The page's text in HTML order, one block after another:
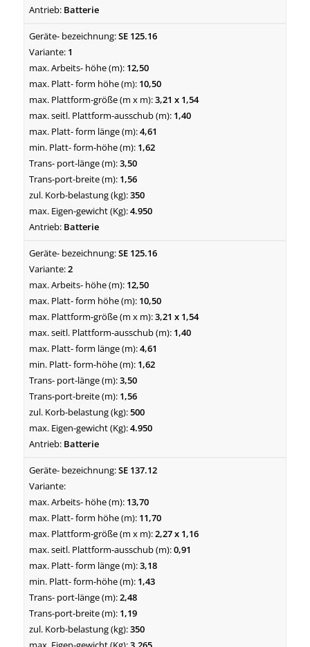
Batterie
SE 125.16
1
12,50
10,50
3,21 x 1,54
1,40
4,61
1,62
3,50
1,56
350
4.950
Batterie
SE 125.16
2
12,50
10,50
3,21 x 1,54
1,40
4,61
1,62
3,50
1,56
500
4.950
Batterie
SE 137.12
13,70
11,70
2,27 x 1,16
0,91
3,18
1,43
2,48
1,19
350